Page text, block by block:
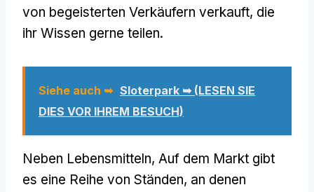
von begeisterten Verkäufern verkauft, die
ihr Wissen gerne teilen.
Siehe auch ➥ Sloterpark ➥ (LESEN SIE
DIES VOR IHREM BESUCH)
Neben Lebensmitteln, Auf dem Markt gibt
es eine Reihe von Ständen, an denen